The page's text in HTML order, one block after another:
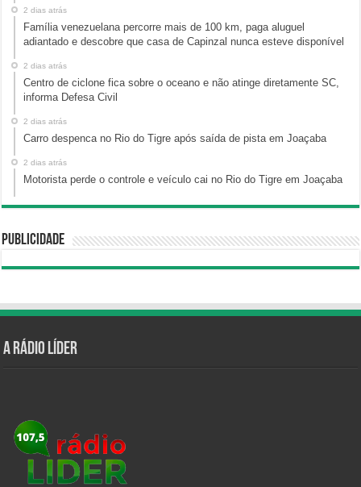
2 dias atrás
Família venezuelana percorre mais de 100 km, paga aluguel
adiantado e descobre que casa de Capinzal nunca esteve disponível
2 dias atrás
Centro de ciclone fica sobre o oceano e não atinge diretamente SC,
informa Defesa Civil
2 dias atrás
Carro despenca no Rio do Tigre após saída de pista em Joaçaba
2 dias atrás
Motorista perde o controle e veículo cai no Rio do Tigre em Joaçaba
Publicidade
A Rádio Líder